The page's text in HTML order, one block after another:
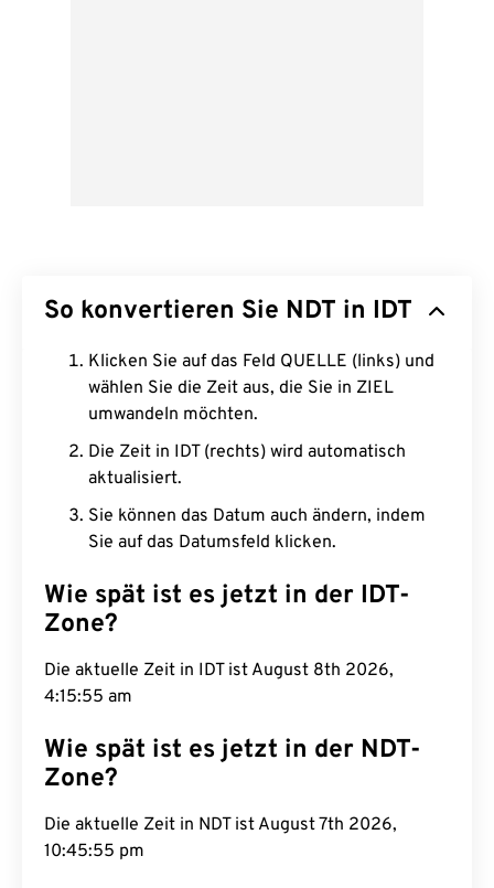
So konvertieren Sie NDT in IDT
Klicken Sie auf das Feld QUELLE (links) und
wählen Sie die Zeit aus, die Sie in ZIEL
umwandeln möchten.
Die Zeit in IDT (rechts) wird automatisch
aktualisiert.
Sie können das Datum auch ändern, indem
Sie auf das Datumsfeld klicken.
Wie spät ist es jetzt in der IDT-
Zone?
Die aktuelle Zeit in IDT ist August 8th 2026,
4:15:56 am
Wie spät ist es jetzt in der NDT-
Zone?
Die aktuelle Zeit in NDT ist August 7th 2026,
10:45:56 pm